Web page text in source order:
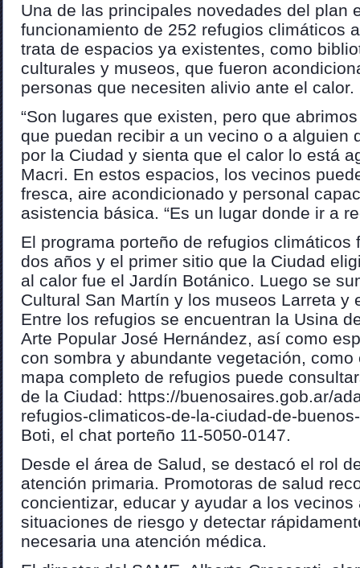
Una de las principales novedades del plan
funcionamiento de 252 refugios climáticos
trata de espacios ya existentes, como
culturales y museos, que fueron
personas que necesiten alivio ante el calor.
“Son lugares que existen, pero que
que puedan recibir a un vecino o a alguien
por la Ciudad y sienta que el calor lo está
Macri. En estos espacios, los vecinos
fresca, aire acondicionado y personal
asistencia básica. “Es un lugar donde ir a
El programa porteño de refugios climáticos
dos años y el primer sitio que la Ciudad
al calor fue el Jardín Botánico. Luego se
Cultural San Martín y los museos Larreta y
Entre los refugios se encuentran la Usina
Arte Popular José Hernández, así como
con sombra y abundante vegetación, como
mapa completo de refugios puede
de la Ciudad: https://buenosaires.gob.ar/
refugios-climaticos-de-la-ciudad-de-
Boti, el chat porteño 11-5050-0147.
Desde el área de Salud, se destacó el rol
atención primaria. Promotoras de salud
concientizar, educar y ayudar a los vecinos
situaciones de riesgo y detectar
necesaria una atención médica.